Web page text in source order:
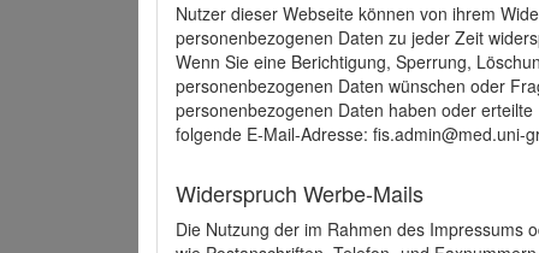
Nutzer dieser Webseite können von ihrem
personenbezogenen Daten zu jeder Zeit
Wenn Sie eine Berichtigung, Sperrung,
personenbezogenen Daten wünschen oder
personenbezogenen Daten haben oder
folgende E-Mail-Adresse: fis.admin@med.uni-
Widerspruch Werbe-Mails
Die Nutzung der im Rahmen des Impressums